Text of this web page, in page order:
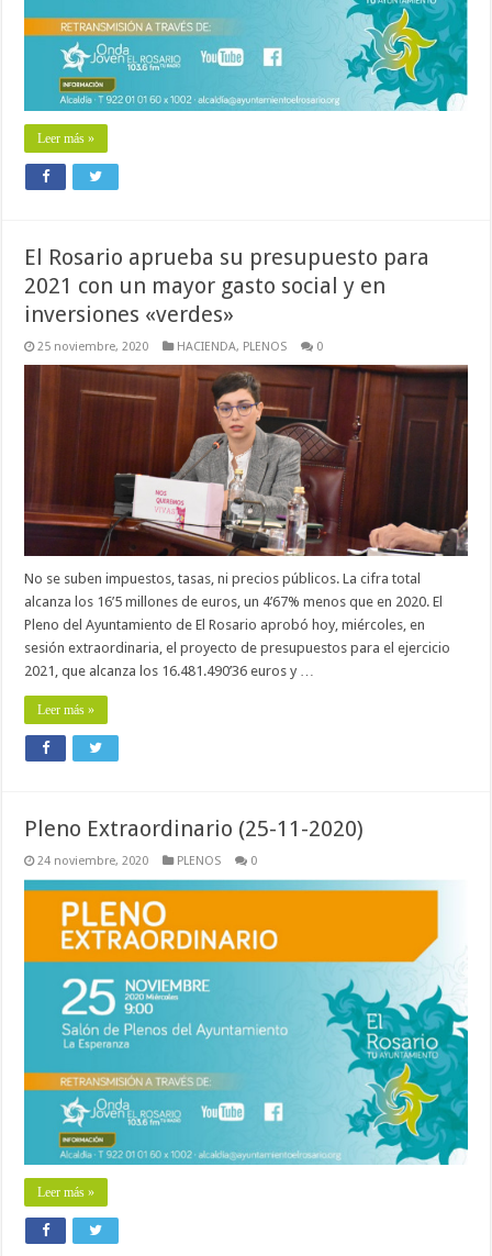
Leer más »
El Rosario aprueba su presupuesto para
2021 con un mayor gasto social y en
inversiones «verdes»
25 noviembre, 2020 HACIENDA, PLENOS 0
No se suben impuestos, tasas, ni precios públicos. La cifra total
alcanza los 16’5 millones de euros, un 4’67% menos que en 2020. El
Pleno del Ayuntamiento de El Rosario aprobó hoy, miércoles, en
sesión extraordinaria, el proyecto de presupuestos para el ejercicio
2021, que alcanza los 16.481.490’36 euros y …
Leer más »
Pleno Extraordinario (25-11-2020)
24 noviembre, 2020 PLENOS 0
Leer más »